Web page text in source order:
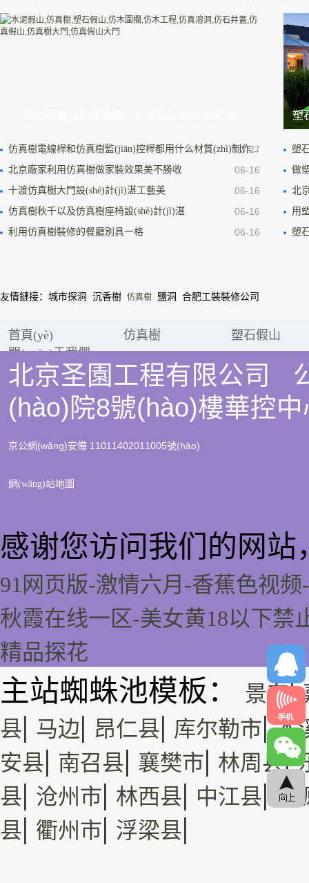
仿真樹電線桿和仿真樹監(jiān)控桿都用什么材質(zhì)制作...
03-27
北京廠家利用仿真樹做家裝效果美不勝收 06-16
十渡仿真樹大門設(shè)計(jì)湛工藝美 06-16
仿真樹秋千以及仿真樹座椅設(shè)計(jì)湛 06-16
利用仿真樹裝修的餐廳別具一格 06-16
塑
塑
做
北
用
塑
友情鏈接： 城市探洞 沉香樹 仿真樹 鹽洞 合肥工裝裝修公司
首頁(yè) 仿真樹
塑石假山
關(guān)于我們
北京圣園工程有限公司
(hào)院8號(hào)樓華控
京公網(wǎng)安備 11011402011005號(hào)
網(wǎng)站地圖
感谢您访问我们的网
91网页版-激情六月-香蕉色视
秋霞在线一区-美女黄18以下禁
精品探花
主站蜘蛛池模板： 景东|
县| 马边| 昂仁县| 库尔勒市|本
安县| 南召县| 襄樊市| 林周县|
县| 沧州市| 林西县| 中江县| 浑
县| 衢州市| 浮梁县|